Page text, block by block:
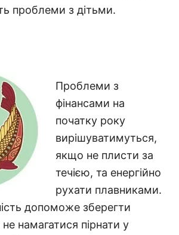
проблеми з дітьми.
Проблеми з
фінансами на
початку року
вирішуватимуться,
якщо не плисти за
течією, та енергійно
рухати плавниками.
допоможе зберегти
намагатися пірнати у